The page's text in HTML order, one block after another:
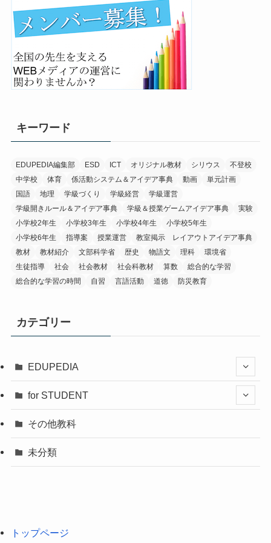
キーワード
EDUPEDIA編集部 ESD ICT オリジナル教材 シリウス
不登校
中学校
体育 係活動システム＆アイデア事典 動画
単元計画
国語
地理 学級づくり 学級経営
学級運営
学級開きルール＆アイデア事典
学級＆授業ゲームアイデア事典
実験
小学校2年生
小学校3年生 小学校4年生
小学校5年生
小学校6年生
指導案 授業運営
教室掲示 レイアウトアイデア事典
教材
教材紹介 文部科学省 歴史 物語文 理科
環境省
生徒指導
社会 社会教材 社会科教材 算数
総合的な学習
総合的な学習の時間
自習 言語活動 道徳 防災教育
カテゴリー
EDUPEDIA
for STUDENT
その他教科
未分類
トップページ